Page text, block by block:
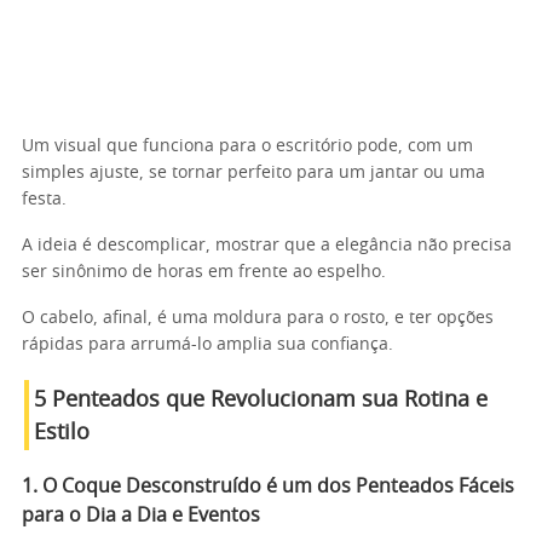
Um visual que funciona para o escritório pode, com um
simples ajuste, se tornar perfeito para um jantar ou uma
festa.
A ideia é descomplicar, mostrar que a elegância não precisa
ser sinônimo de horas em frente ao espelho.
O cabelo, afinal, é uma moldura para o rosto, e ter opções
rápidas para arrumá-lo amplia sua confiança.
5 Penteados que Revolucionam sua Rotina e
Estilo
1. O Coque Desconstruído é um dos Penteados Fáceis
para o Dia a Dia e Eventos